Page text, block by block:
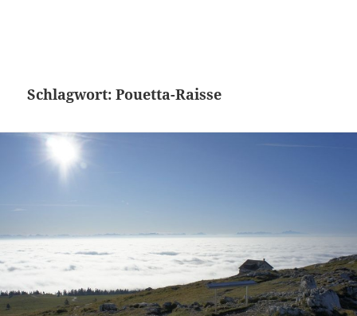
Schlagwort:Pouetta-Raisse